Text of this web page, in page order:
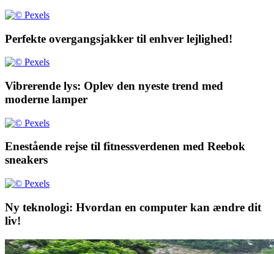
Perfekte overgangsjakker til enhver lejlighed!
Vibrerende lys: Oplev den nyeste trend med
moderne lamper
Enestående rejse til fitnessverdenen med Reebok
sneakers
Ny teknologi: Hvordan en computer kan ændre dit
liv!